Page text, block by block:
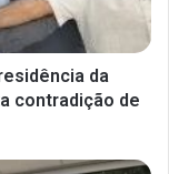
da
contradição de